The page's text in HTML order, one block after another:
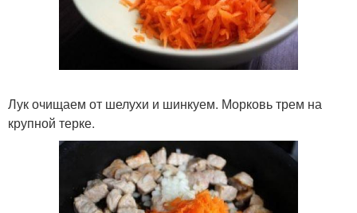
Лук очищаем от шелухи и шинкуем. Морковь трем на
крупной терке.